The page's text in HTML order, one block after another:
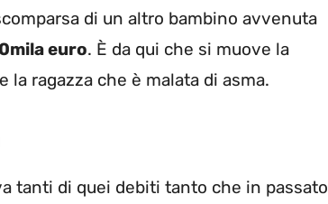
di un altro bambino avvenuta
euro. È da qui che si muove la
ragazza che è malata di asma.
tanti di quei debiti tanto che in passato